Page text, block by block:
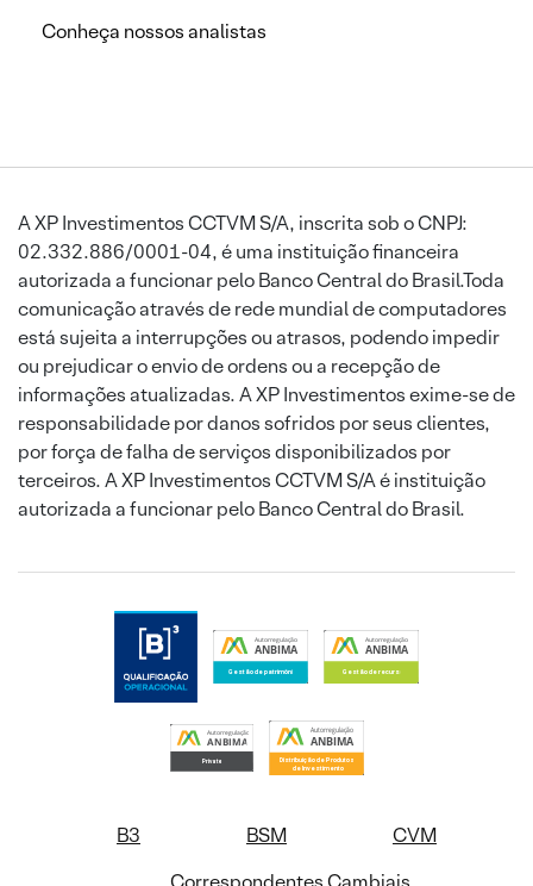
Conheça nossos analistas
A XP Investimentos CCTVM S/A, inscrita sob o CNPJ:
02.332.886/0001-04, é uma instituição financeira
autorizada a funcionar pelo Banco Central do Brasil.Toda
comunicação através de rede mundial de computadores
está sujeita a interrupções ou atrasos, podendo impedir
ou prejudicar o envio de ordens ou a recepção de
informações atualizadas. A XP Investimentos exime-se de
responsabilidade por danos sofridos por seus clientes,
por força de falha de serviços disponibilizados por
terceiros. A XP Investimentos CCTVM S/A é instituição
autorizada a funcionar pelo Banco Central do Brasil.
B3 BSM
CVM